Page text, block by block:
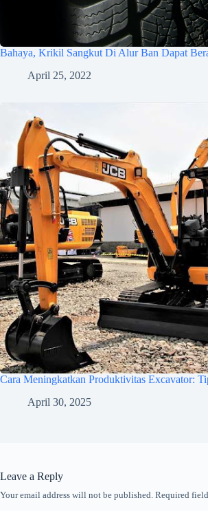
Bahaya, Krikil Sangkut Di Alur Ban Dapat
April 25, 2022
Cara Meningkatkan Produktivitas Excavator:
April 30, 2025
Leave a Reply
Your email address will not be published. Required